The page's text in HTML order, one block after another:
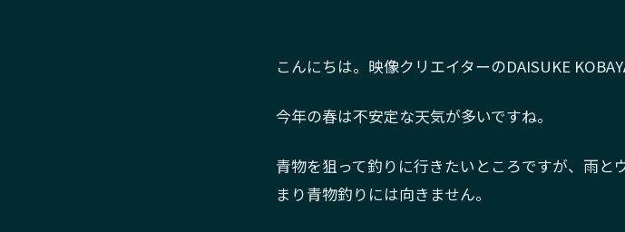
こんにちは。映像クリエイターのDAISUKE
今年の春は不安定な天気が多いですね。
青物を狙って釣りに行きたいところですが、雨と
まり青物釣りには向きません。